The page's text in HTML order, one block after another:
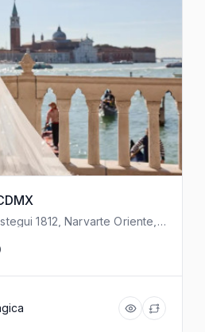
1812, Narvarte Oriente,